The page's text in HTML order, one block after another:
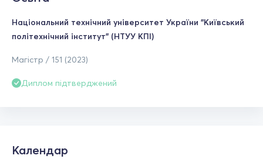
Національний технічний університет України "Київський
політехнічний інститут" (НТУУ КПІ)
Магістр / 151 (2023)
Диплом підтверджений
Календар